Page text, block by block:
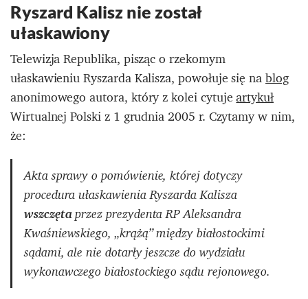
Ryszard Kalisz nie został
ułaskawiony
Telewizja Republika, pisząc o rzekomym
ułaskawieniu Ryszarda Kalisza, powołuje się nablog
anonimowego autora, który z kolei cytujeartykuł
Wirtualnej Polski z 1 grudnia 2005 r. Czytamy w nim,
że:
Akta sprawy o pomówienie, której dotyczy
procedura ułaskawienia Ryszarda Kalisza
wszczętaprzez prezydenta RP Aleksandra
Kwaśniewskiego, „krążą” między białostockimi
sądami, ale nie dotarły jeszcze do wydziału
wykonawczego białostockiego sądu rejonowego.